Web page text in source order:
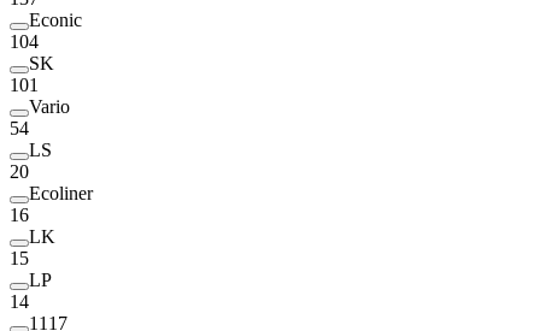
Econic
104
SK
101
Vario
54
LS
20
Ecoliner
16
LK
15
LP
14
1117